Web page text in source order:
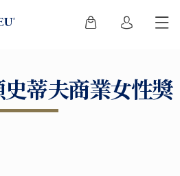
蒂夫商業女性獎